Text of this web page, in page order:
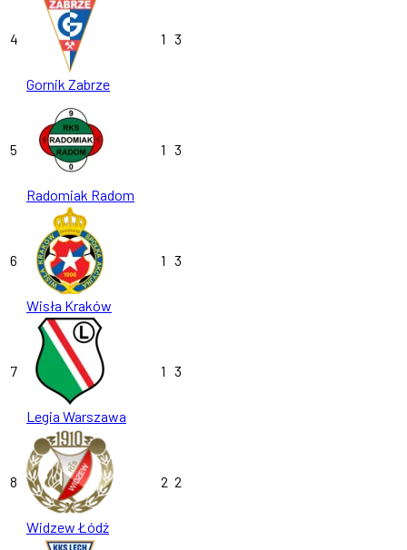
4
Gornik Zabrze
1 3
5
Radomiak Radom
1 3
6
Wisła Kraków
1 3
7
Legia Warszawa
1 3
8
Widzew Łódź
2 2